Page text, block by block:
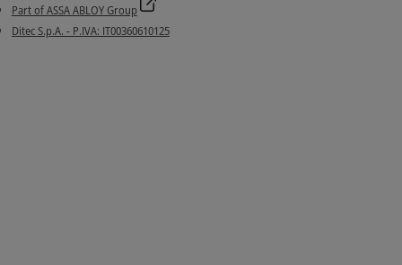
Part of ASSA ABLOY Group
Ditec S.p.A. - P.IVA: IT00360610125